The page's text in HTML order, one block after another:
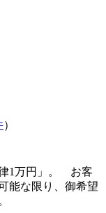
）
1万円」。 お客
能な限り、御希望